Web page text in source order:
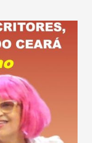
físico. Em
Fortaleza
na Praia
estações, os
composta por
para a
aos banhistas.